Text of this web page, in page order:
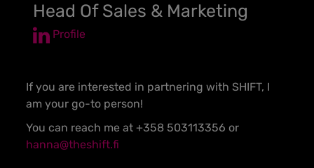
Head Of Sales & Marketing
Profile
If you are interested in partnering with SHIFT, I
am your go-to person!
You can reach me at +358 503113356 or
hanna@theshift.fi